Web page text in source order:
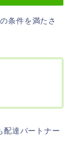
条件を満たさ
配達パートナー